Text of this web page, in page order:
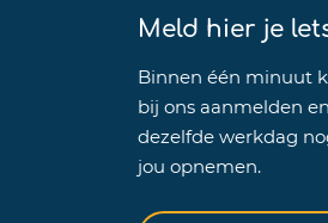
Meld hier je
Binnen één minuut
bij ons aanmelden
dezelfde werkdag
jou opnemen.